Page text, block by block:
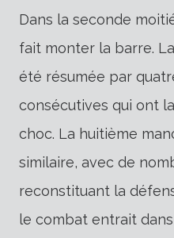
Dans la seconde
fait monter la barre.
été résumée par
consécutives qui ont
choc. La huitième
similaire, avec de
reconstituant la
le combat entrait